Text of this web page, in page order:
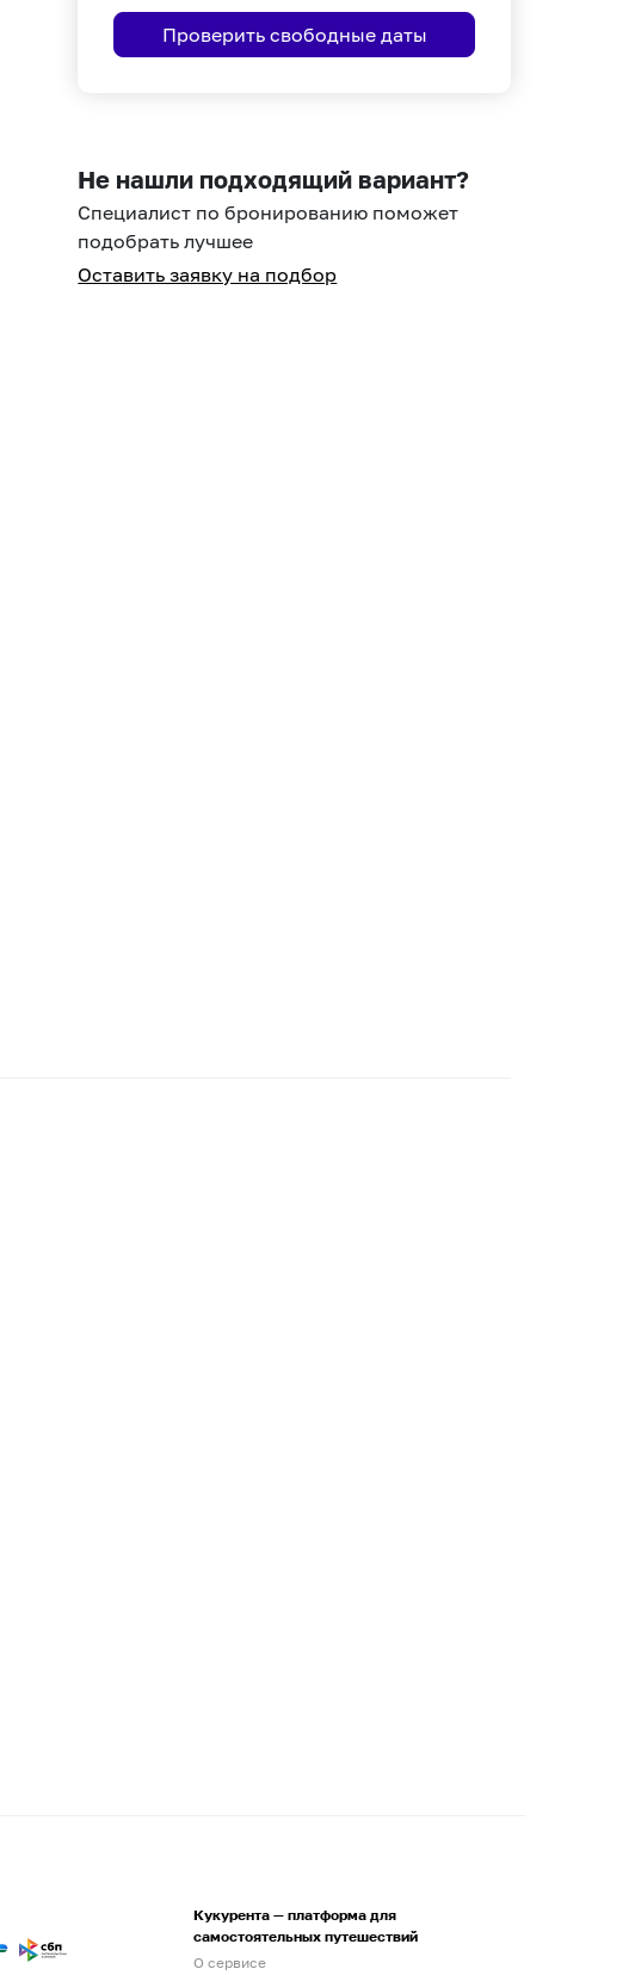
interact
with
select
a
date.
the
interact
with
select
a
the
Проверить свободные даты
Не нашли подходящий вариант?
Специалист по бронированию поможет
подобрать лучшее
Оставить заявку на подбор
Кукурента — платформа для
самостоятельных путешествий
О сервисе